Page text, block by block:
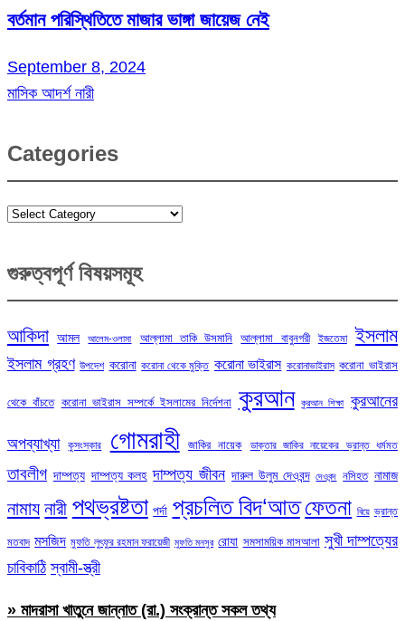
বর্তমান পরিস্থিতিতে মাজার ভাঙ্গা জায়েজ নেই
September 8, 2024
মাসিক আদর্শ নারী
Categories
Categories
গুরুত্বপূর্ণ বিষয়সমূহ
আকিদা আমল আলেম-ওলামা আল্লামা তাকি উসমানি আল্লামা বাবুনগরী ইজতেমা ইসলাম
ইসলাম গ্রহণ উপদেশ করোনা করোনা থেকে মুক্তি করোনা ভাইরাস করোনাভাইরাস করোনা ভাইরাস
থেকে বাঁচতে করোনা ভাইরাস সম্পর্কে ইসলামের নির্দেশনা কুরআন কুরআন শিক্ষা কুরআনের
অপব্যাখ্যা কুসংস্কার গোমরাহী জাকির নায়েক ডাক্তার জাকির নায়েকের ভ্রান্ত ধর্মমত
তাবলীগ দাম্পত্য দাম্পত্য কলহ দাম্পত্য জীবন দারুল উলুম দেওবন্দ দেওবন্দ নসিহত নামাজ
নামায নারী পথভ্রষ্টতা পর্দা প্রচলিত বিদ‘আত ফেতনা বিয়ে ভ্রান্ত
মতবাদ মসজিদ মুফতি লুৎফুর রহমান ফরায়েজী মুফতি মনসুর রোযা সমসাময়িক মাসআলা সুখী দাম্পত্যের
চাবিকাঠি স্বামী-স্ত্রী
» মাদরাসা খাতুনে জান্নাত (রা.) সংক্রান্ত সকল তথ্য